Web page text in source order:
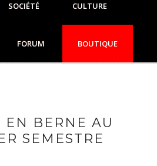
SOCIÉTÉ CULTURE
FORUM BOUTIQUE
EN BERNE AU
SEMESTRE